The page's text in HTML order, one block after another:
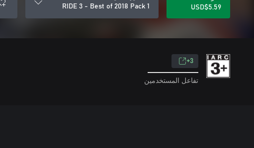
USD$5.59
RIDE 3 - Best of 2018 Pack 1
3+
تفاعل المستخدمين